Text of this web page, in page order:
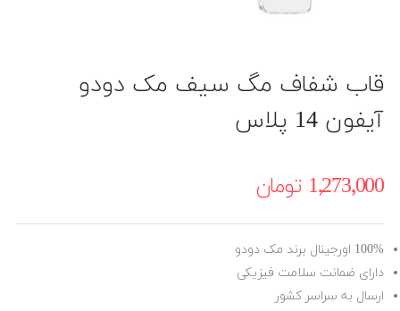
قاب شفاف مگ سیف مک دودو
آیفون 14 پلاس
1٬273٬000 ‎تومان
100% اورجینال برند مک دودو
دارای ضمانت سلامت فیزیکی
ارسال به سراسر کشور